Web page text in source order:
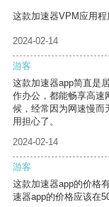
这款加速器VPM应用程
2024-02-14
游客
这款加速器app简直是
作办公，都能畅享高速
候，经常因为网速慢而
用担心了。
2024-02-14
游客
这款加速器app的价格
速器app的价格应该在